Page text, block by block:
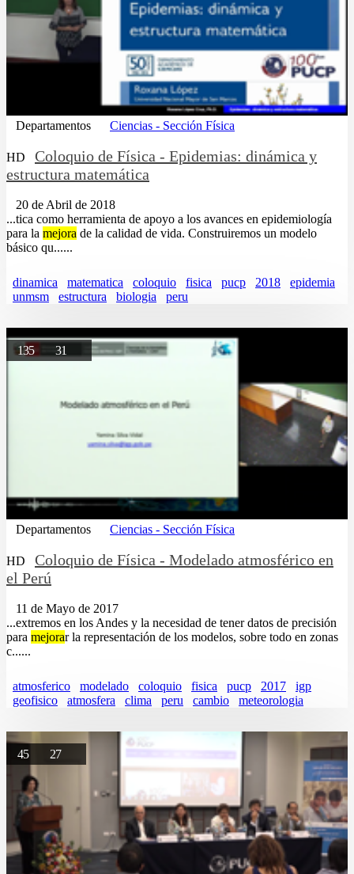
Departamentos Ciencias - Sección Física
HD
Coloquio de Física - Epidemias: dinámica y
estructura matemática
20 de Abril de 2018
...tica como herramienta de apoyo a los avances en epidemiología
para la mejora de la calidad de vida. Construiremos un modelo
básico qu......
dinamica matematica coloquio fisica pucp 2018
epidemia
unmsm
estructura biologia peru
135 31
Departamentos Ciencias - Sección Física
HD
Coloquio de Física - Modelado atmosférico en
el Perú
11 de Mayo de 2017
...extremos en los Andes y la necesidad de tener datos de precisión
para mejorar la representación de los modelos, sobre todo en zonas
c......
atmosferico modelado coloquio fisica pucp 2017
igp
geofisico
atmosfera clima peru cambio meteorologia
45 27